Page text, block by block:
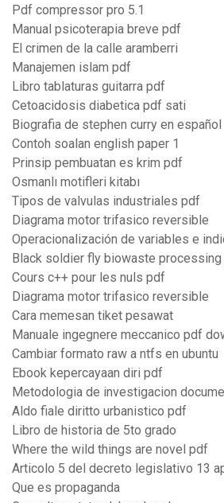
Pdf compressor pro 5.1
Manual psicoterapia breve pdf
El crimen de la calle aramberri
Manajemen islam pdf
Libro tablaturas guitarra pdf
Cetoacidosis diabetica pdf sati
Biografia de stephen curry en español
Contoh soalan english paper 1
Prinsip pembuatan es krim pdf
Osmanlı motifleri kitabı
Tipos de valvulas industriales pdf
Diagrama motor trifasico reversible
Operacionalización de variables e
Black soldier fly biowaste
Cours c++ pour les nuls pdf
Diagrama motor trifasico reversible
Cara memesan tiket pesawat
Manuale ingegnere meccanico pdf
Cambiar formato raw a ntfs en ubuntu
Ebook kepercayaan diri pdf
Metodologia de investigacion
Aldo fiale diritto urbanistico pdf
Libro de historia de 5to grado
Where the wild things are novel pdf
Articolo 5 del decreto legislativo 13
Que es propaganda